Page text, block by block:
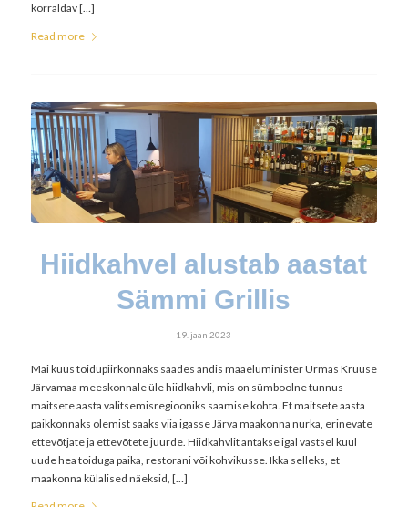
korraldav […]
Read more
Hiidkahvel alustab aastat
Sämmi Grillis
19. jaan 2023
Mai kuus toidupiirkonnaks saades andis maaeluminister Urmas Kruuse
Järvamaa meeskonnale üle hiidkahvli, mis on sümboolne tunnus
maitsete aasta valitsemisregiooniks saamise kohta. Et maitsete aasta
paikkonnaks olemist saaks viia igasse Järva maakonna nurka, erinevate
ettevõtjate ja ettevõtete juurde. Hiidkahvlit antakse igal vastsel kuul
uude hea toiduga paika, restorani või kohvikusse. Ikka selleks, et
maakonna külalised näeksid, […]